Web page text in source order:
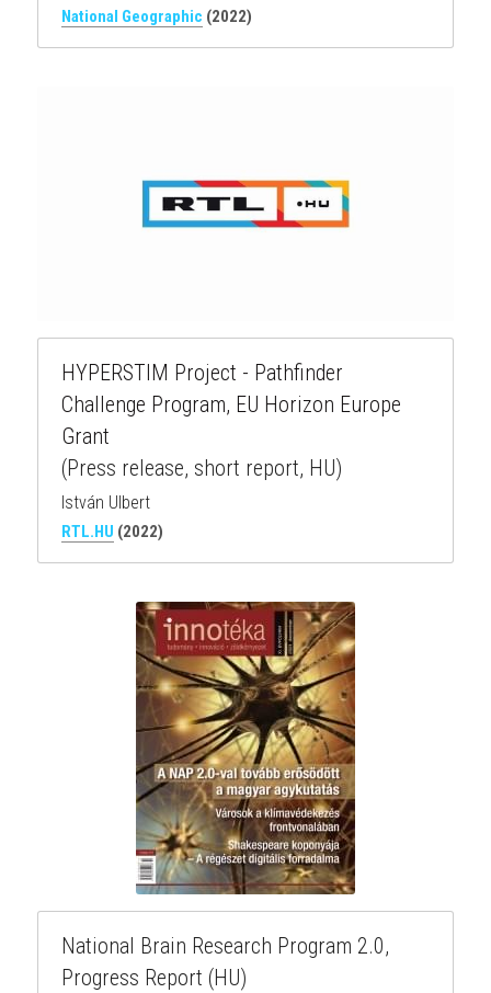
National Geographic (2022)
HYPERSTIM Project - Pathfinder
Challenge Program, EU Horizon Europe
Grant
(Press release, short report, HU)
István Ulbert
RTL.HU (2022)
National Brain Research Program 2.0,
Progress Report (HU)